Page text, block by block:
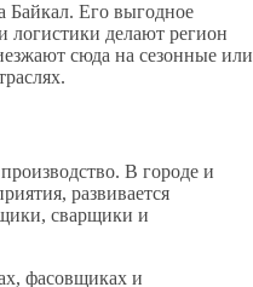
Байкал. Его выгодное
логистики делают регион
сюда на сезонные или
В городе и
развивается
сварщики и
фасовщиках и